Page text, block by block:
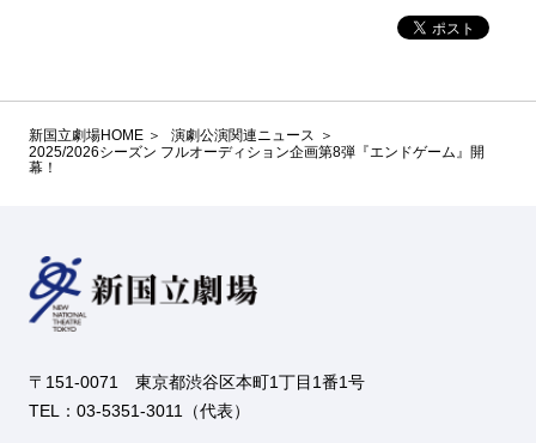
新国立劇場HOME
演劇公演関連ニュース
2025/2026シーズン フルオーディション企画第8弾『エンドゲーム』開
幕！
〒151-0071 東京都渋谷区本町1丁目1番1号
TEL：03-5351-3011（代表）